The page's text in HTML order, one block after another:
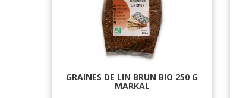
GRAINES DE LIN BRUN BIO 250 G
MARKAL